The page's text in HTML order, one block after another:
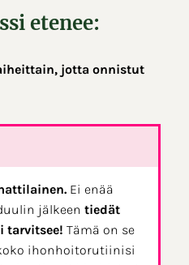
etenee:
jotta onnistut
Ei enää
jälkeen tiedät
tarvitsee! Tämä on se
ihonhoitorutiinisi